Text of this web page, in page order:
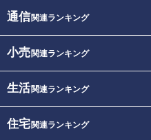
通信関連ランキング
小売関連ランキング
生活関連ランキング
住宅関連ランキング